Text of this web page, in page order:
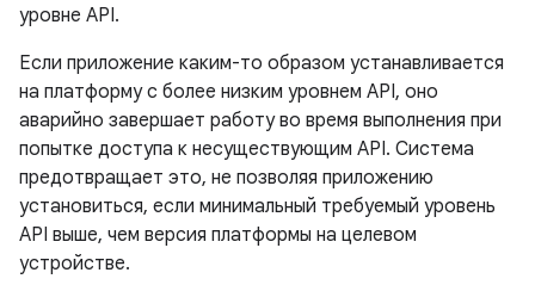
уровне API.
Если приложение каким-то образом устанавливается
на платформу с более низким уровнем API, оно
аварийно завершает работу во время выполнения при
попытке доступа к несуществующим API. Система
предотвращает это, не позволяя приложению
установиться, если минимальный требуемый уровень
API выше, чем версия платформы на целевом
устройстве.